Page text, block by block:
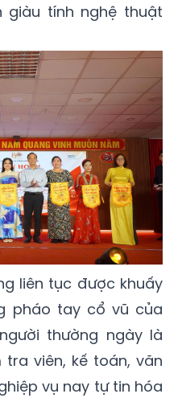
giàu tính nghệ thuật
liên tục được khuấy
pháo tay cổ vũ của
thường ngày là
viên, kế toán, văn
vụ nay tự tin hóa